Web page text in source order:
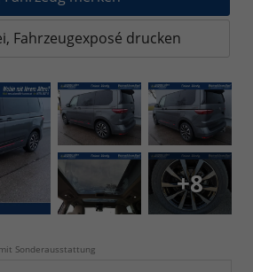
Fahrzeugexposé drucken
+8
Sonderausstattung